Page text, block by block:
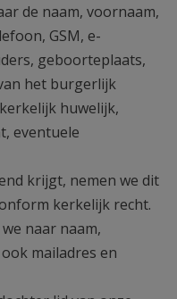
de naam, voornaam,
GSM, e-
geboorteplaats,
het burgerlijk
huwelijk,
eventuele
krijgt, nemen we dit
kerkelijk recht.
naar naam,
mailadres en